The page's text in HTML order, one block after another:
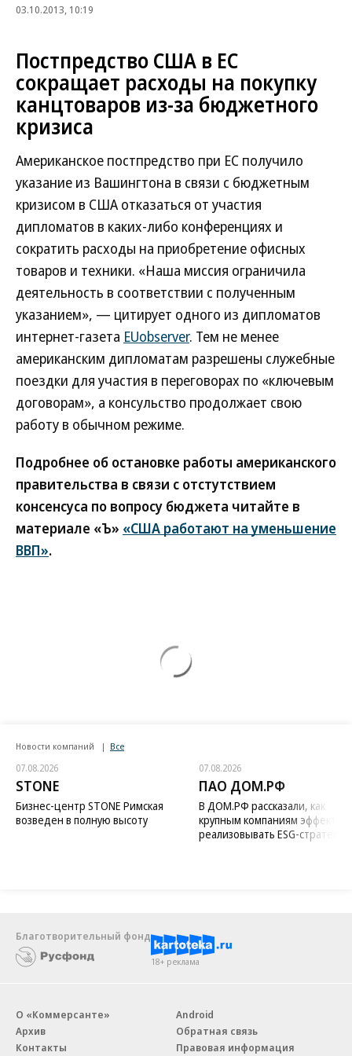
03.10.2013, 10:19
Постпредство США в ЕС
сокращает расходы на покупку
канцтоваров из-за бюджетного
кризиса
Американское постпредство при ЕС получило
указание из Вашингтона в связи с бюджетным
кризисом в США отказаться от участия
дипломатов в каких-либо конференциях и
сократить расходы на приобретение офисных
товаров и техники. «Наша миссия ограничила
деятельность в соответствии с полученным
указанием», — цитирует одного из дипломатов
интернет-газета EUobserver. Тем не менее
американским дипломатам разрешены служебные
поездки для участия в переговорах по «ключевым
договорам», а консульство продолжает свою
работу в обычном режиме.
Подробнее об остановке работы американского
правительства в связи с отстутствием
консенсуса по вопросу бюджета читайте в
материале «Ъ» «США работают на уменьшение
ВВП».
Новости компаний Все
07.08.2026
STONE
Бизнес-центр STONE Римская
возведен в полную высоту
07.08.2026
ПАО ДОМ.РФ
В ДОМ.РФ рассказали, как
крупным компаниям
реализовывать ESG-стратегию
Благотворительный фонд
18+ реклама
О «Коммерсанте»
Архив
Контакты
Android
Обратная связь
Правовая информация